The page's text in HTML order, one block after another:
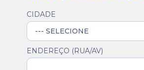
CIDADE
ENDEREÇO (RUA/AV)